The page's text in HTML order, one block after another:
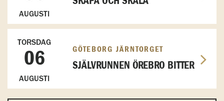
AUGUSTI
TORSDAG
06
AUGUSTI
GÖTEBORG JÄRNTORGET
SJÄLVRUNNEN ÖREBRO BITTER